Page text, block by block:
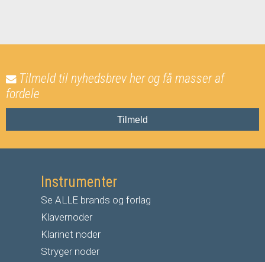
Tilmeld til nyhedsbrev her og få masser af
fordele
Tilmeld
Instrumenter
Se ALLE brands og forlag
Klavernoder
Klarinet noder
Stryger noder